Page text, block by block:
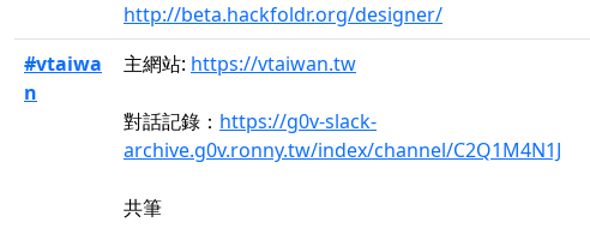
http://beta.hackfoldr.org/designer/
#vtaiwa
n
主網站: https://vtaiwan.tw
對話記錄： https://g0v-slack-
archive.g0v.ronny.tw/index/channel/C2Q1M4N1J
共筆